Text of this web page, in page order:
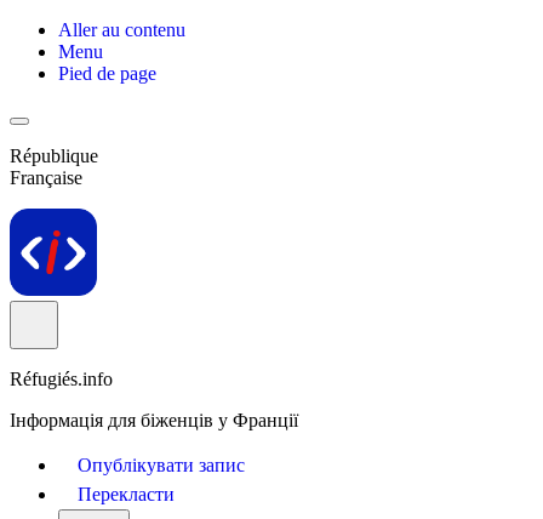
Aller au contenu
Menu
Pied de page
République
Française
Réfugiés.info
Інформація для біженців у Франції
Опублікувати запис
Перекласти